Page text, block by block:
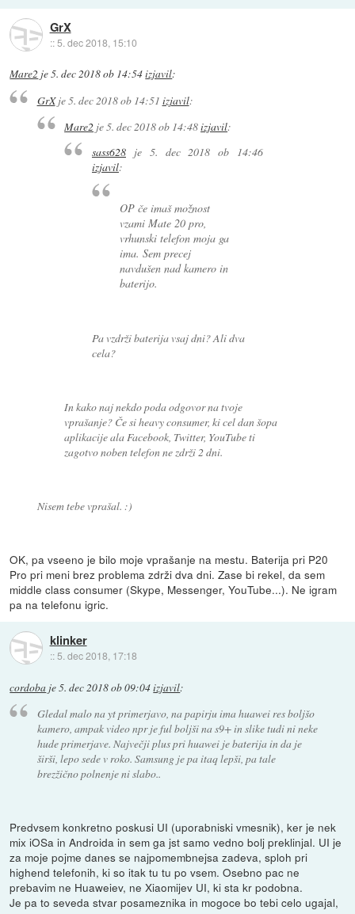
GrX
::5. dec 2018, 15:10
Mare2 je5. dec 2018 ob 14:54izjavil:
GrXje5. dec 2018 ob 14:51 izjavil:
Mare2 je5. dec 2018 ob 14:48izjavil:
sass628je 5. dec 2018 ob 14:46
izjavil:
OP če imaš možnost
vzami Mate 20 pro,
vrhunski telefon moja ga
ima. Sem precej
navdušen nad kamero in
baterijo.
Pa vzdrži baterija vsaj dni? Ali dva
cela?
In kako naj nekdo poda odgovor na tvoje
vprašanje? Če si heavy consumer, ki cel dan šopa
aplikacije ala Facebook, Twitter, YouTube ti
zagotvo noben telefon ne zdrži 2 dni.
Nisem tebe vprašal. :)
OK, pa vseeno je bilo moje vprašanje na mestu. Baterija pri P20
Pro pri meni brez problema zdrži dva dni. Zase bi rekel, da sem
middle class consumer (Skype, Messenger, YouTube...). Ne igram
pa na telefonu igric.
klinker
:: 5. dec 2018, 17:18
cordoba je5. dec 2018 ob 09:04izjavil:
Gledal malo na yt primerjavo, na papirju ima huawei res boljšo
kamero, ampak video npr je ful boljši na s9+ in slike tudi ni neke
hude primerjave. Največji plus pri huawei je baterija in da je
širši, lepo sede v roko. Samsung je pa itaq lepši, pa tale
brezžično polnenje ni slabo..
Predvsem konkretno poskusi UI (uporabniski vmesnik), ker je nek
mix iOSa in Androida in sem ga jst samo vedno bolj preklinjal. UI je
za moje pojme danes se najpomembnejsa zadeva, sploh pri
highend telefonih, ki so itak tu tu po vsem. Osebno pac ne
prebavim ne Huaweiev, ne Xiaomijev UI, ki sta kr podobna.
Je pa to seveda stvar posameznika in mogoce bo tebi celo ugajal,